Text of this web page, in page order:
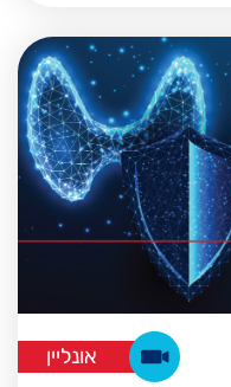
אונליין